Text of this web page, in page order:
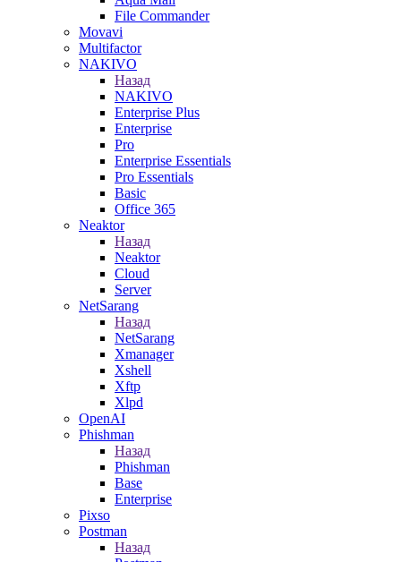
File Commander
Movavi
Multifactor
NAKIVO
Назад
NAKIVO
Enterprise Plus
Enterprise
Pro
Enterprise Essentials
Pro Essentials
Basic
Office 365
Neaktor
Назад
Neaktor
Cloud
Server
NetSarang
Назад
NetSarang
Xmanager
Xshell
Xftp
Xlpd
OpenAI
Phishman
Назад
Phishman
Base
Enterprise
Pixso
Postman
Назад